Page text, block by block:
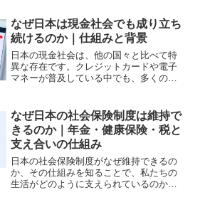
た場所が次々と規制されています。この
現象は決して偶然ではなく...
なぜ日本は現金社会でも成り立ち
続けるのか｜仕組みと背景
日本の現金社会は、他の国々と比べて特
異な存在です。クレジットカードや電子
マネーが普及している中でも、多くの
けているのでしょうか。ここでは、その
仕組みや背景について詳しく...
なぜ日本の社会保険制度は維持で
きるのか｜年金・健康保険・税と
支え合いの仕組み
日本の社会保険制度がなぜ維持できるの
か、その仕組みを知ることで、私たちの
生活がどのように支えられているのかを